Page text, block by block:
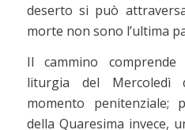
deserto si può
morte non sono l’ultima
Il cammino
liturgia del Mercoledì
momento penitenziale;
della Quaresima invece,